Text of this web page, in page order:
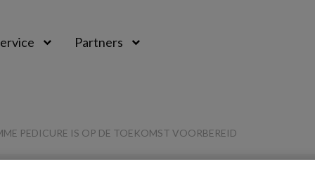
Partners
PEDICURE IS OP DE TOEKOMST VOORBEREID